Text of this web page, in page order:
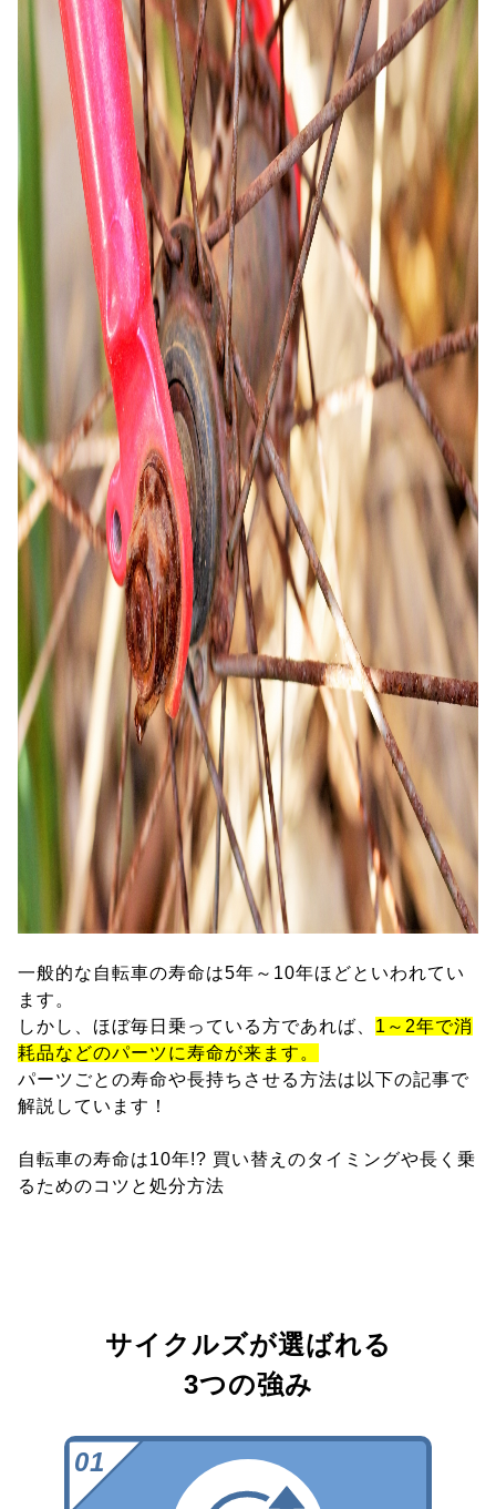
一般的な自転車の寿命は5年～10年ほどといわれてい
ます。
しかし、ほぼ毎日乗っている方であれば、 1～2年で消
耗品などのパーツに寿命が来ます。
パーツごとの寿命や長持ちさせる方法は以下の記事で
解説しています！
自転車の寿命は10年!? 買い替えのタイミングや長く乗
るためのコツと処分方法
サイクルズが選ばれる
3つの強み